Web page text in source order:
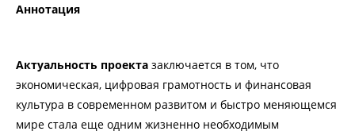
Аннотация
Актуальность проекта заключается в том, что
экономическая, цифровая грамотность и финансовая
культура в современном развитом и быстро меняющемся
мире стала еще одним жизненно необходимым